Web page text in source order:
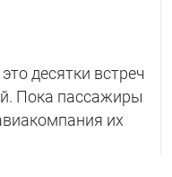
десятки встреч
Пока пассажиры
их